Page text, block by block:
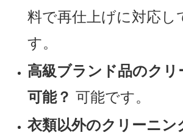
料で再仕上げに対応し
す。
高級ブランド品のクリ
可能？ 可能です。
衣類以外のクリーニン